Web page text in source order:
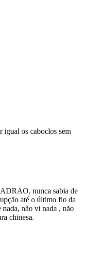
igual os caboclos sem
nunca sabia de
até o último fio da
nada, não vi nada , não
chinesa.